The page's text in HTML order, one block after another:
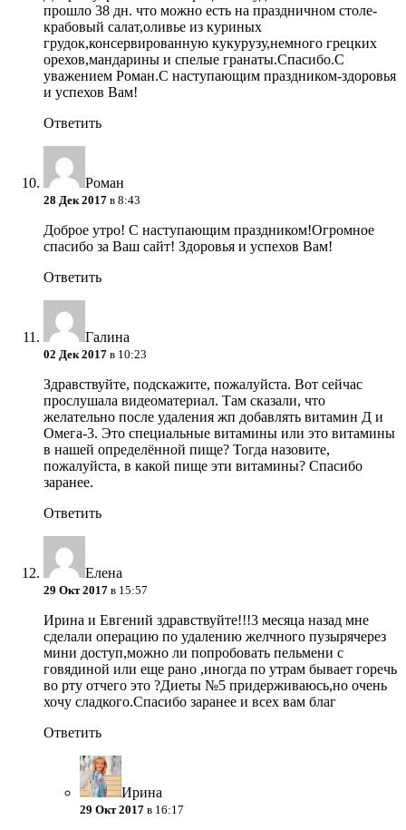
прошло 38 дн. что можно есть на праздничном столе-
крабовый салат,оливье из куриных
грудок,консервированную кукурузу,немного грецких
орехов,мандарины и спелые гранаты.Спасибо.С
уважением Роман.С наступающим праздником-здоровья
и успехов Вам!
Ответить
Роман
28 Дек 2017 в 8:43
Доброе утро! С наступающим праздником!Огромное
спасибо за Ваш сайт! Здоровья и успехов Вам!
Ответить
Галина
02 Дек 2017 в 10:23
Здравствуйте, подскажите, пожалуйста. Вот сейчас
прослушала видеоматериал. Там сказали, что
желательно после удаления жп добавлять витамин Д и
Омега-3. Это специальные витамины или это витамины
в нашей определённой пище? Тогда назовите,
пожалуйста, в какой пище эти витамины? Спасибо
заранее.
Ответить
Елена
29 Окт 2017 в 15:57
Ирина и Евгений здравствуйте!!!3 месяца назад мне
сделали операцию по удалению желчного пузырячерез
мини доступ,можно ли попробовать пельмени с
говядиной или еще рано ,иногда по утрам бывает горечь
во рту отчего это ?Диеты №5 придерживаюсь,но очень
хочу сладкого.Спасибо заранее и всех вам благ
Ответить
Ирина
29 Окт 2017 в 16:17